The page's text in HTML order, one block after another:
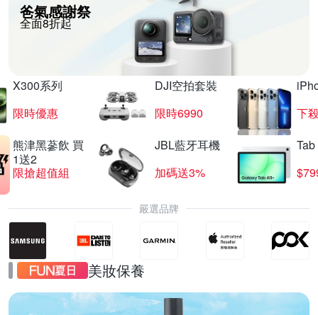
爸氣感謝祭
全面8折起
X300系列
限時優惠
DJI空拍套裝
限時6990
下
熊津黑蔘飲 買
1送2
限搶超值組
JBL藍牙耳機
加碼送3%
嚴選品牌
美妝保養